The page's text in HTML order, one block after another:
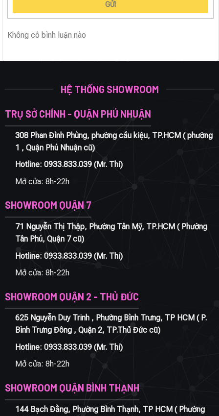
GỬI
Không có bình luận nào
HỆ THỐNG SHOWROOM
TRỤ SỞ CHÍNH - QUẬN PHÚ NHUẬN
308 Phan Đình Phùng, phường cầu kiệu, TP.HCM ( phường
1 , Quận Phú Nhuận cũ)
Hotline: 0933.833.039(Mr. Thi)
Mở cửa: 8h-22h
SHOWROOM QUẬN 7
71 Nguyễn Thị Thập, Phường Tân Mỹ, TP.HCM ( Phường
Tân Phú, Quận 7 cũ)
Hotline: 0933.833.039(Mr. Thi)
Mở cửa: 8h-22h
SHOWROOM QUẬN 2 - THỦ ĐỨC
625 Nguyễn Duy Trinh , Phường Bình Trưng, TP HCM ( P.
Bình Trưng Đông , Quận 2, TP.Thủ Đức cũ)
Hotline: 0933.833.039(Mr. Thi)
Mở cửa: 8h-22h
SHOWROOM QUẬN BÌNH THẠNH
144 Bạch Đằng, Phường Bình Thạnh, TP HCM ( Phường